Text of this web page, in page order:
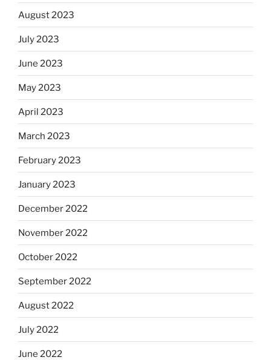
August 2023
July 2023
June 2023
May 2023
April 2023
March 2023
February 2023
January 2023
December 2022
November 2022
October 2022
September 2022
August 2022
July 2022
June 2022